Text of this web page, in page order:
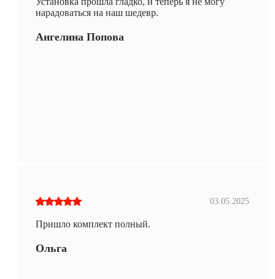
нарадоваться на наш шедевр.
Ангелина Попова
03.05.2025
Пришло комплект полный.
Ольга